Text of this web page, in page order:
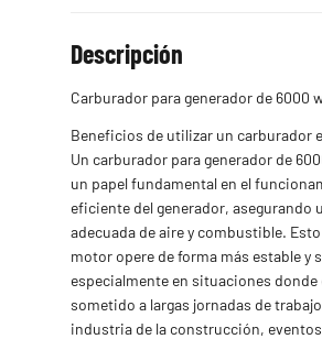
Descripción
Carburador para generador de 6000
Beneficios de utilizar un carburador
Un carburador para generador de
un papel fundamental en el
eficiente del generador, asegurando
adecuada de aire y combustible.
motor opere de forma más estable y
especialmente en situaciones donde
sometido a largas jornadas de
industria de la construcción,